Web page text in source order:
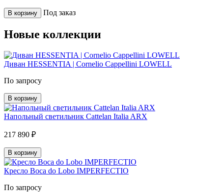
В корзину Под заказ
Новые коллекции
Диван HESSENTIA | Cornelio Cappellini LOWELL
По запросу
В корзину
Напольный светильник Cattelan Italia ARX
217 890 ₽
В корзину
Кресло Boca do Lobo IMPERFECTIO
По запросу